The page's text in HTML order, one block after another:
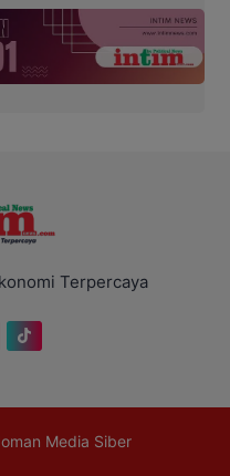
Terpercaya
Media Siber